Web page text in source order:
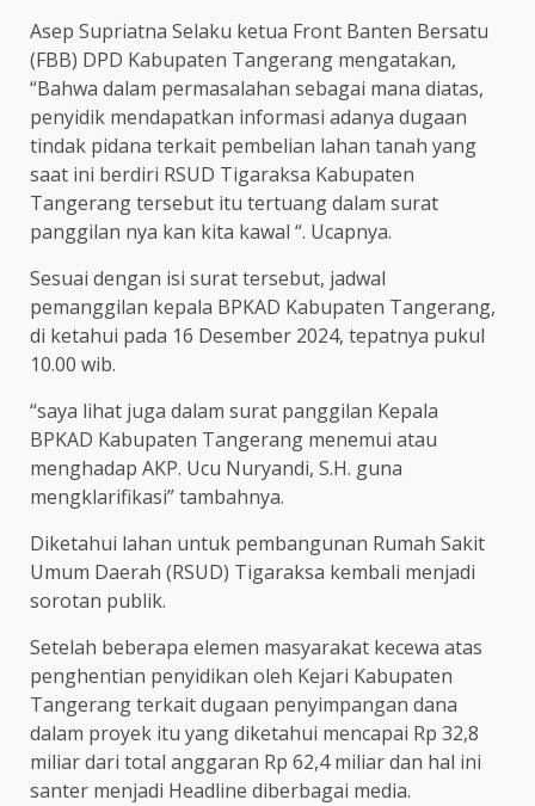
Asep Supriatna Selaku ketua Front Banten Bersatu
(FBB) DPD Kabupaten Tangerang mengatakan,
“Bahwa dalam permasalahan sebagai mana diatas,
penyidik mendapatkan informasi adanya dugaan
tindak pidana terkait pembelian lahan tanah yang
saat ini berdiri RSUD Tigaraksa Kabupaten
Tangerang tersebut itu tertuang dalam surat
panggilan nya kan kita kawal “. Ucapnya.
Sesuai dengan isi surat tersebut, jadwal
pemanggilan kepala BPKAD Kabupaten Tangerang,
di ketahui pada 16 Desember 2024, tepatnya pukul
10.00 wib.
“saya lihat juga dalam surat panggilan Kepala
BPKAD Kabupaten Tangerang menemui atau
menghadap AKP. Ucu Nuryandi, S.H. guna
mengklarifikasi” tambahnya.
Diketahui lahan untuk pembangunan Rumah Sakit
Umum Daerah (RSUD) Tigaraksa kembali menjadi
sorotan publik.
Setelah beberapa elemen masyarakat kecewa atas
penghentian penyidikan oleh Kejari Kabupaten
Tangerang terkait dugaan penyimpangan dana
dalam proyek itu yang diketahui mencapai Rp 32,8
miliar dari total anggaran Rp 62,4 miliar dan hal ini
santer menjadi Headline diberbagai media.